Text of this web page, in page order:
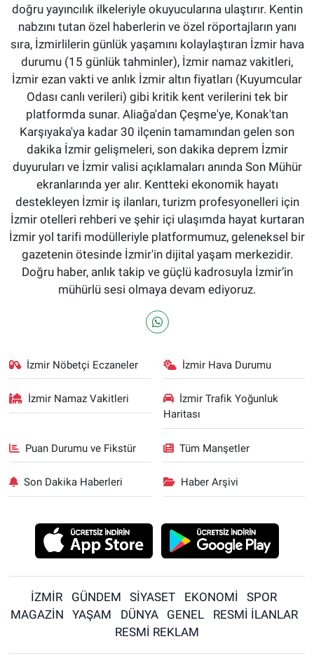
doğru yayıncılık ilkeleriyle okuyucularına ulaştırır. Kentin
nabzını tutan özel haberlerin ve özel röportajların yanı
sıra, İzmirlilerin günlük yaşamını kolaylaştıran İzmir hava
durumu (15 günlük tahminler), İzmir namaz vakitleri,
İzmir ezan vakti ve anlık İzmir altın fiyatları (Kuyumcular
Odası canlı verileri) gibi kritik kent verilerini tek bir
platformda sunar. Aliağa'dan Çeşme'ye, Konak'tan
Karşıyaka'ya kadar 30 ilçenin tamamından gelen son
dakika İzmir gelişmeleri, son dakika deprem İzmir
duyuruları ve İzmir valisi açıklamaları anında Son Mühür
ekranlarında yer alır. Kentteki ekonomik hayatı
destekleyen İzmir iş ilanları, turizm profesyonelleri için
İzmir otelleri rehberi ve şehir içi ulaşımda hayat kurtaran
İzmir yol tarifi modülleriyle platformumuz, geleneksel bir
gazetenin ötesinde İzmir'in dijital yaşam merkezidir.
Doğru haber, anlık takip ve güçlü kadrosuyla İzmir’in
mühürlü sesi olmaya devam ediyoruz.
İzmir Nöbetçi Eczaneler İzmir Hava Durumu
İzmir Namaz Vakitleri
İzmir Trafik Yoğunluk
Haritası
Puan Durumu ve Fikstür Tüm Manşetler
Son Dakika Haberleri Haber Arşivi
İZMİR GÜNDEM SİYASET EKONOMİ
SPOR
MAGAZİN
YAŞAM DÜNYA GENEL
RESMİ İLANLAR
RESMİ REKLAM